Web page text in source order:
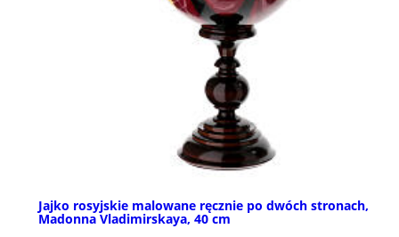
Jajko rosyjskie malowane ręcznie po dwóch stronach,
Madonna Vladimirskaya, 40 cm